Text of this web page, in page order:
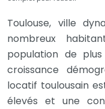
Toulouse, ville
nombreux
population de
croissance
locatif toulousain
élevés et une